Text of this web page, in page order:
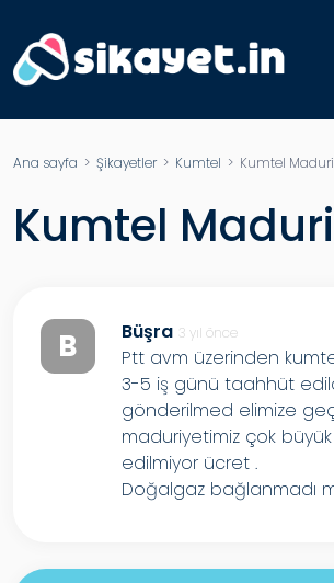
Ana sayfa > Şikayetler> Kumtel > Kumtel
Kumtel
B Büşra 3 yıl önce
Ptt avm üzerinden
3-5 iş günü taahhüt
gönderilmed elimize
maduriyetimiz çok büyük
edilmiyor ücret .
Doğalgaz bağlanmadı